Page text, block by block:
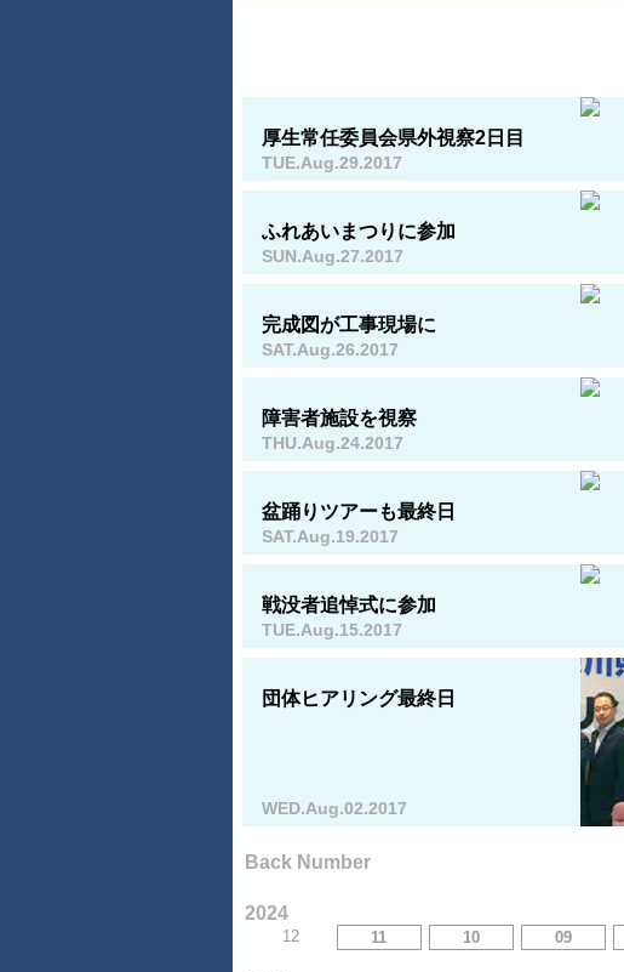
厚生常任委員会県外視察2日目
TUE.Aug.29.2017
ふれあいまつりに参加
SUN.Aug.27.2017
完成図が工事現場に
SAT.Aug.26.2017
障害者施設を視察
THU.Aug.24.2017
盆踊りツアーも最終日
SAT.Aug.19.2017
戦没者追悼式に参加
TUE.Aug.15.2017
団体ヒアリング最終日
WED.Aug.02.2017
Back Number
2024
12 11 10 09